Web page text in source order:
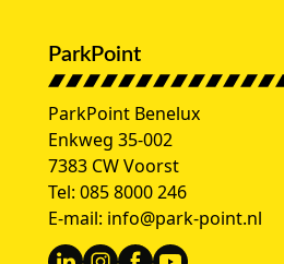
ParkPoint
ParkPoint Benelux
Enkweg 35-002
7383 CW Voorst
Tel: 085 8000 246
E-mail: info@park-point.nl